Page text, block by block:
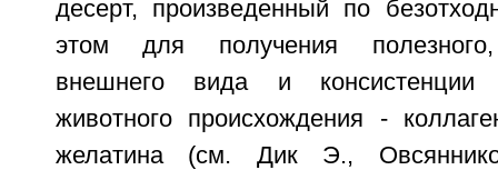
десерт, произведенный по
этом для получения полезного,
внешнего вида и консистенции
животного происхождения -
желатина (см. Дик Э.,